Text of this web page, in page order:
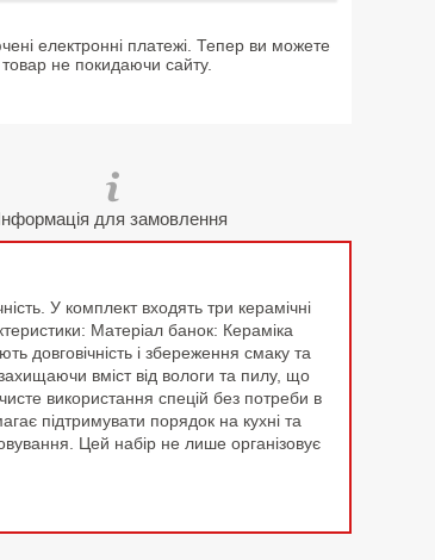
електронні платежі. Тепер ви можете
не покидаючи сайту.
для замовлення
У комплект входять три керамічні
Матеріал банок: Кераміка
довговічність і збереження смаку та
вміст від вологи та пилу, що
використання спецій без потреби в
підтримувати порядок на кухні та
Цей набір не лише організовує